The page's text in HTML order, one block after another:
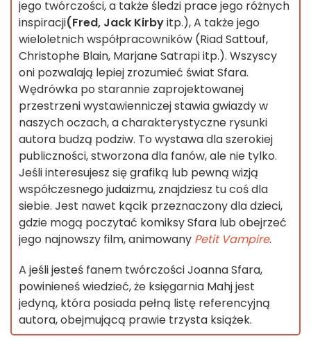
jego twórczości, a także śledzi prace jego różnych
inspiracji(Fred, Jack Kirbyitp.), A także jego
wieloletnich współpracowników (Riad Sattouf,
Christophe Blain, Marjane Satrapi itp.). Wszyscy
oni pozwalają lepiej zrozumieć świat Sfara.
Wędrówka po starannie zaprojektowanej
przestrzeni wystawienniczej stawia gwiazdy w
naszych oczach, a charakterystyczne rysunki
autora budzą podziw. To wystawa dla szerokiej
publiczności, stworzona dla fanów, ale nie tylko.
Jeśli interesujesz się grafiką lub pewną wizją
współczesnego judaizmu, znajdziesz tu coś dla
siebie. Jest nawet kącik przeznaczony dla dzieci,
gdzie mogą poczytać komiksy Sfara lub obejrzeć
jego najnowszy film, animowany Petit Vampire.
A jeśli jesteś fanem twórczości Joanna Sfara,
powinieneś wiedzieć, że księgarnia Mahj jest
jedyną, która posiada pełną listę referencyjną
autora, obejmującą prawie trzysta książek.